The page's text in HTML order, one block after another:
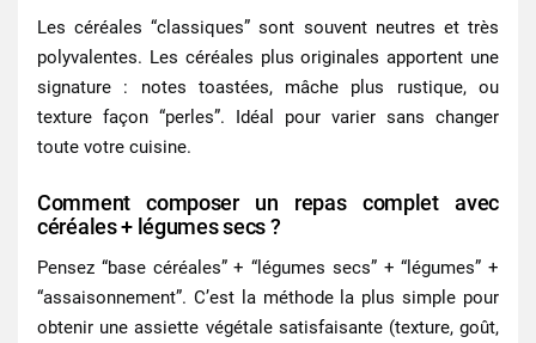
Les céréales “classiques” sont souvent neutres et très
polyvalentes. Les céréales plus originales apportent une
signature : notes toastées, mâche plus rustique, ou
texture façon “perles”. Idéal pour varier sans changer
toute votre cuisine.
Comment composer un repas complet avec
céréales + légumes secs ?
Pensez “base céréales” + “légumes secs” + “légumes” +
“assaisonnement”. C’est la méthode la plus simple pour
obtenir une assiette végétale satisfaisante (texture, goût,